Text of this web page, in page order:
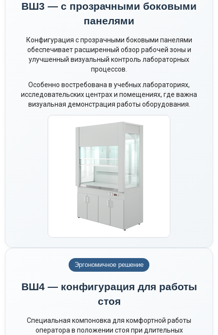
ВШ3 — с прозрачными боковыми
панелями
Конфигурация с прозрачными боковыми панелями
обеспечивает расширенный обзор рабочей зоны и
улучшенный визуальный контроль лабораторных
процессов.
Особенно востребована в учебных лабораториях,
исследовательских центрах и помещениях, где важна
визуальная демонстрация работы оборудования.
Эргономичное решение
ВШ4 — конфигурация для работы
стоя
Специальная компоновка для комфортной работы
оператора в положении стоя при длительных